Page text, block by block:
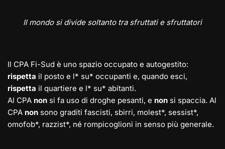
Il mondo si divide soltanto tra sfruttati e sfruttatori
Il CPA Fi-Sud è uno spazio occupato e autogestito:
rispetta il posto e l* su* occupanti e, quando esci,
rispetta il quartiere e l* su* abitanti.
Al CPA non si fa uso di droghe pesanti, e non si spaccia. Al
CPA non sono graditi fascisti, sbirri, molest*, sessist*,
omofob*, razzist*, né rompicoglioni in senso più generale.